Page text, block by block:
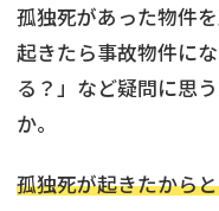
ゴミ屋敷
リースバック
訳あり不動産
土地売却
借地
孤独死があった物件
起きたら事故物件に
る？」など疑問に思
か。
孤独死が起きたから